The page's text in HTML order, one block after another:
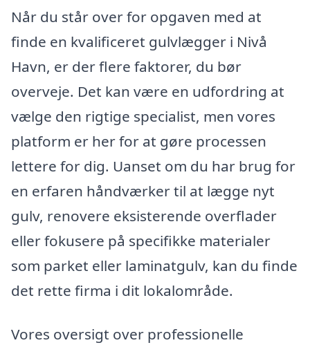
Når du står over for opgaven med at
finde en kvalificeret gulvlægger i Nivå
Havn, er der flere faktorer, du bør
overveje. Det kan være en udfordring at
vælge den rigtige specialist, men vores
platform er her for at gøre processen
lettere for dig. Uanset om du har brug for
en erfaren håndværker til at lægge nyt
gulv, renovere eksisterende overflader
eller fokusere på specifikke materialer
som parket eller laminatgulv, kan du finde
det rette firma i dit lokalområde.
Vores oversigt over professionelle